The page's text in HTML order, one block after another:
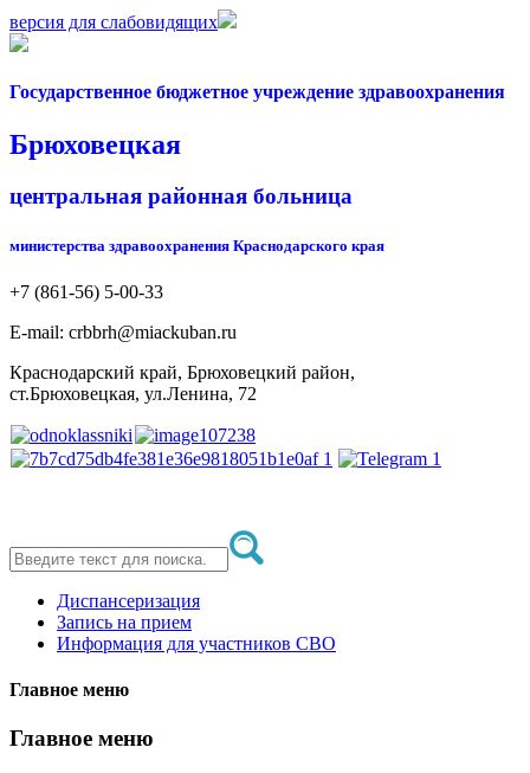
версия для слабовидящих
Государственное бюджетное учреждение здравоохранения
Брюховецкая
центральная районная больница
министерства здравоохранения Краснодарского края
+7 (861-56) 5-00-33
Е-mail: crbbrh@miackuban.ru
Краснодарский край, Брюховецкий район,
ст.Брюховецкая, ул.Ленина, 72
Диспансеризация
Запись на прием
Информация для участников СВО
Главное меню
Главное меню